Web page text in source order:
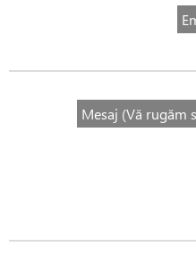
Mesaj (Vă rugăm